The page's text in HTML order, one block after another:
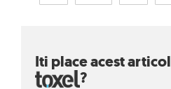
Iti place acest articol
?